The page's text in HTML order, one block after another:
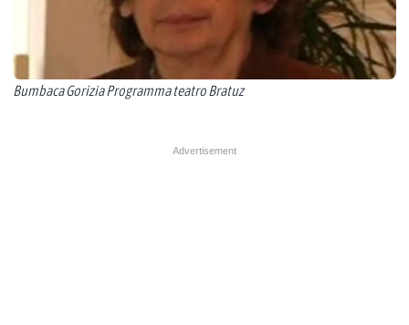
Bumbaca Gorizia Programma teatro Bratuz